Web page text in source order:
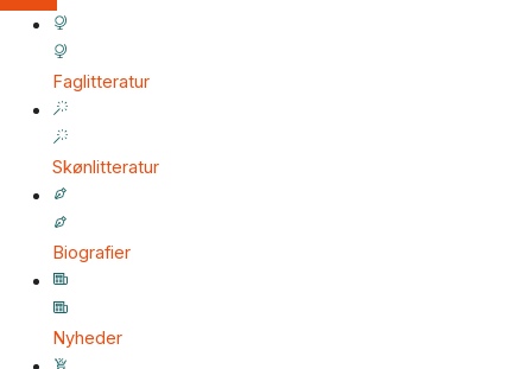
Faglitteratur
Skønlitteratur
Biografier
Nyheder